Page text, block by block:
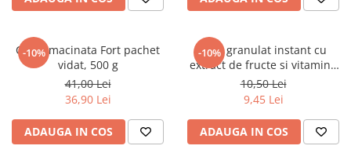
-10%
Cafea macinata Fort pachet
vidat, 500 g
41,00 Lei
36,90 Lei
ADAUGA IN COS
-10%
Ceai granulat instant cu
extract de fructe si vitamine
Ekoland, 350 g
10,50 Lei
9,45 Lei
ADAUGA IN COS